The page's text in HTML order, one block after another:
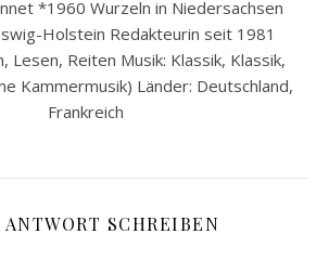
*1960 Wurzeln in Niedersachsen
Holstein Redakteurin seit 1981
Lesen, Reiten Musik: Klassik, Klassik,
Kammermusik) Länder: Deutschland,
Frankreich
SCHREIBEN